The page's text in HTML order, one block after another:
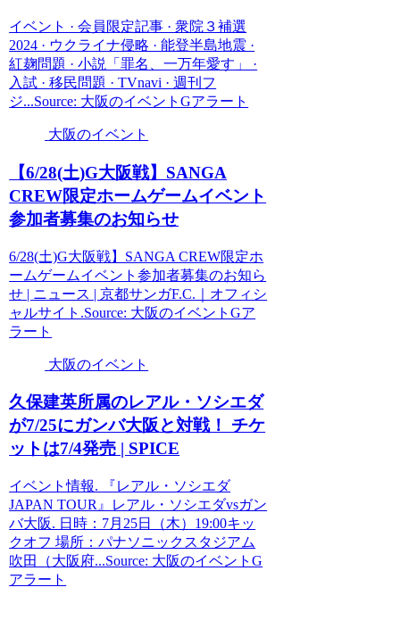
イベント · 会員限定記事 · 衆院３補選
2024 · ウクライナ侵略 · 能登半島地震 ·
紅麹問題 · 小説「罪名、一万年愛す」 ·
入試 · 移民問題 · TVnavi · 週刊フ
ジ...Source: 大阪のイベントGアラート
大阪のイベント
【6/28(土)G大阪戦】SANGA
CREW限定ホームゲームイベント
参加者募集のお知らせ
6/28(土)G大阪戦】SANGA CREW限定ホ
ームゲームイベント参加者募集のお知ら
せ | ニュース | 京都サンガF.C.｜オフィシ
ャルサイト.Source: 大阪のイベントGア
ラート
大阪のイベント
久保建英所属のレアル・ソシエダ
が7/25にガンバ大阪と対戦！ チケ
ットは7/4発売 | SPICE
イベント情報. 『レアル・ソシエダ
JAPAN TOUR』レアル・ソシエダvsガン
バ大阪. 日時：7月25日（木）19:00キッ
クオフ 場所：パナソニックスタジアム
吹田（大阪府...Source: 大阪のイベントG
アラート